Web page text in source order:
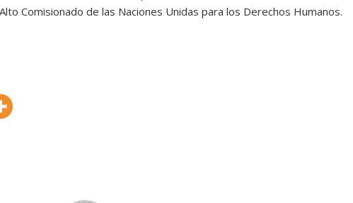
Comisionado de las Naciones Unidas para los Derechos Humanos.